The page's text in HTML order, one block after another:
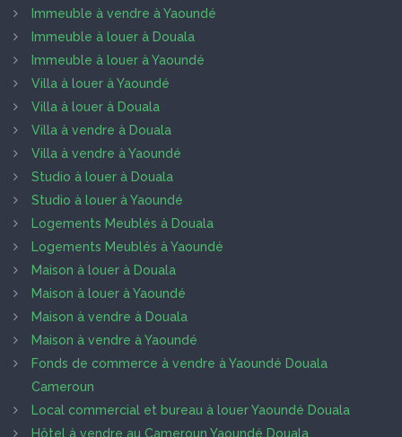
Immeuble à vendre à Yaoundé
Immeuble à louer à Douala
Immeuble à louer à Yaoundé
Villa à louer à Yaoundé
Villa à louer à Douala
Villa à vendre à Douala
Villa à vendre à Yaoundé
Studio à louer à Douala
Studio à louer à Yaoundé
Logements Meublés à Douala
Logements Meublés à Yaoundé
Maison à louer à Douala
Maison à louer à Yaoundé
Maison à vendre à Douala
Maison à vendre à Yaoundé
Fonds de commerce à vendre à Yaoundé Douala
Cameroun
Local commercial et bureau à louer Yaoundé Douala
Hôtel à vendre au Cameroun Yaoundé Douala